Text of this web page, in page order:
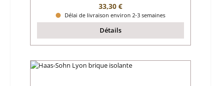
Prix régulier :
33,30 €
Délai de livraison environ 2-3 semaines
Détails